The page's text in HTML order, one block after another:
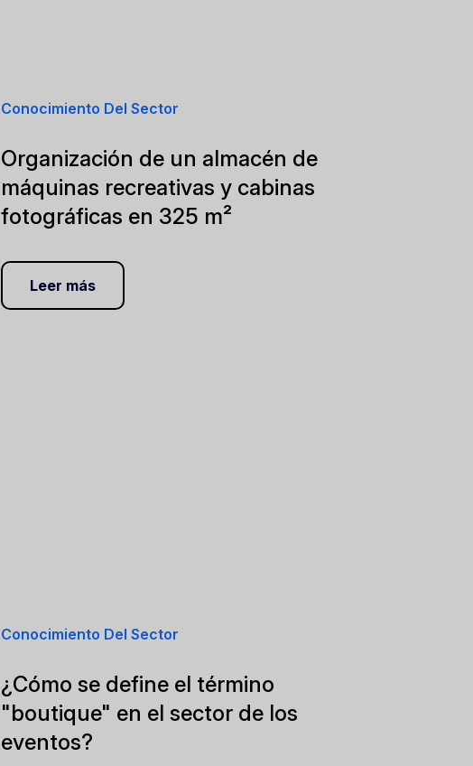
Conocimiento Del Sector
Organización de un almacén de
máquinas recreativas y cabinas
fotográficas en 325 m²
Leer más
Conocimiento Del Sector
¿Cómo se define el término
"boutique" en el sector de los
eventos?